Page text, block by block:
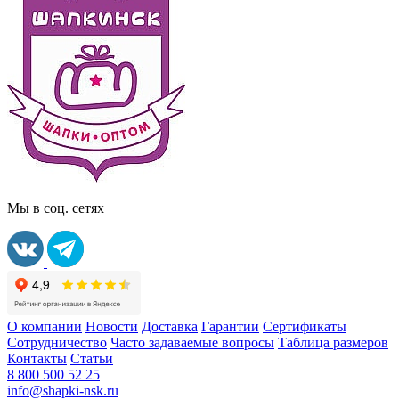
Мы в соц. сетях
О компании Новости Доставка Гарантии Сертификаты
Сотрудничество Часто задаваемые вопросы Таблица размеров
Контакты Статьи
8 800 500 52 25
info@shapki-nsk.ru